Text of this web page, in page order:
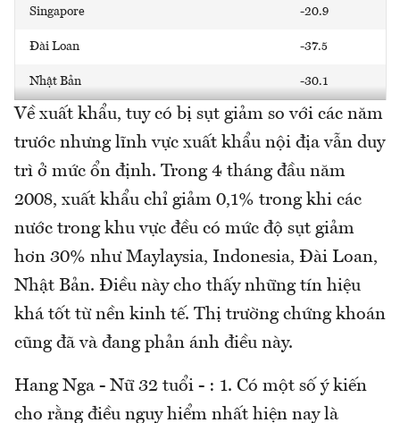
Singapore -20.9
Đài Loan -37.5
Nhật Bản -30.1
Về xuất khẩu, tuy có bị sụt giảm so với các năm
trước nhưng lĩnh vực xuất khẩu nội địa vẫn duy
trì ở mức ổn định. Trong 4 tháng đầu năm
2008, xuất khẩu chỉ giảm 0,1% trong khi các
nước trong khu vực đều có mức độ sụt giảm
hơn 30% như Maylaysia, Indonesia, Đài Loan,
Nhật Bản. Điều này cho thấy những tín hiệu
khá tốt từ nền kinh tế. Thị trường chứng khoán
cũng đã và đang phản ánh điều này.
Hang Nga - Nữ 32 tuổi - : 1. Có một số ý kiến
cho rằng điều nguy hiểm nhất hiện nay là